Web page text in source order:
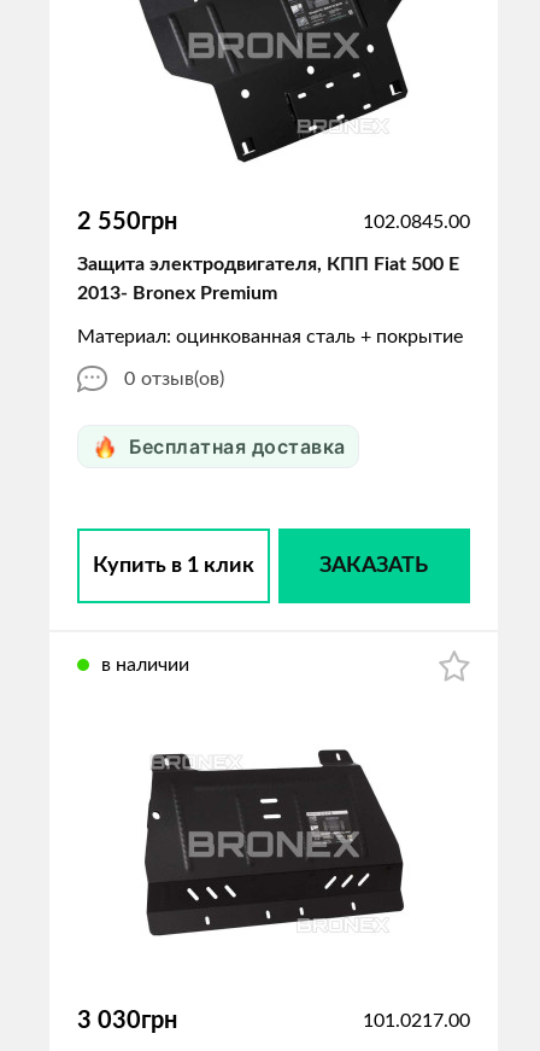
2 550грн 102.0845.00
Защита электродвигателя, КПП Fiat 500 E
2013- Bronex Premium
Материал: оцинкованная сталь + покрытие
0 отзыв(ов)
Бесплатная доставка
Купить в 1 клик ЗАКАЗАТЬ
в наличии
3 030грн 101.0217.00